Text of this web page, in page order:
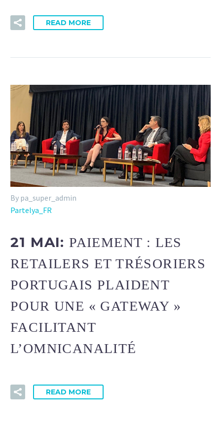
READ MORE
By pa_super_admin
Partelya_FR
21 MAI:PAIEMENT : LES
RETAILERS ET TRÉSORIERS
PORTUGAIS PLAIDENT
POUR UNE « GATEWAY »
FACILITANT
L’OMNICANALITÉ
READ MORE